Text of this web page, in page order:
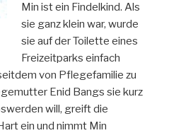
Min ist ein Findelkind. Als
sie ganz klein war, wurde
sie auf der Toilette eines
Freizeitparks einfach
von Pflegefamilie zu
Enid Bangs sie kurz
will, greift die
ein und nimmt Min